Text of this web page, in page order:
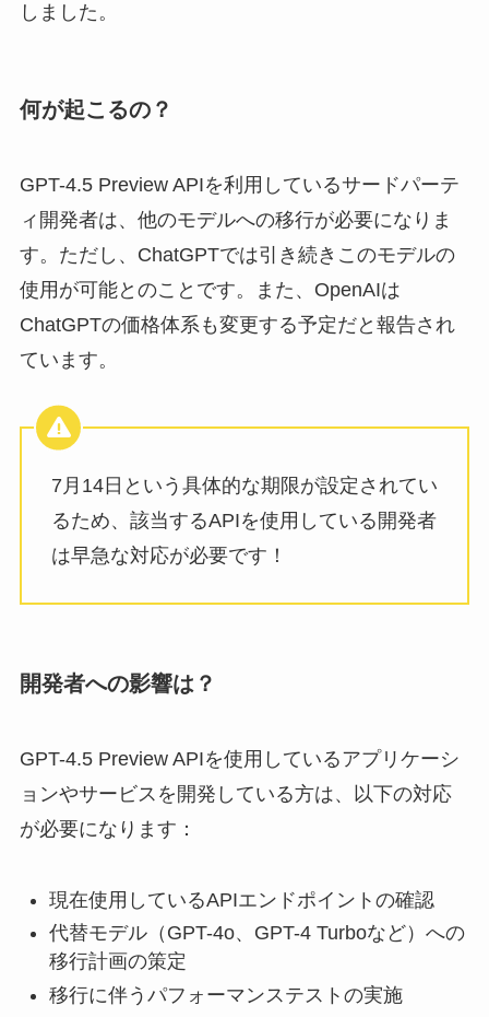
しました。
何が起こるの？
GPT-4.5 Preview APIを利用しているサードパーテ
ィ開発者は、他のモデルへの移行が必要になりま
す。ただし、ChatGPTでは引き続きこのモデルの
使用が可能とのことです。また、OpenAIは
ChatGPTの価格体系も変更する予定だと報告され
ています。
7月14日という具体的な期限が設定されてい
るため、該当するAPIを使用している開発者
は早急な対応が必要です！
開発者への影響は？
GPT-4.5 Preview APIを使用しているアプリケーシ
ョンやサービスを開発している方は、以下の対応
が必要になります：
現在使用しているAPIエンドポイントの確認
代替モデル（GPT-4o、GPT-4 Turboなど）への
移行計画の策定
移行に伴うパフォーマンステストの実施